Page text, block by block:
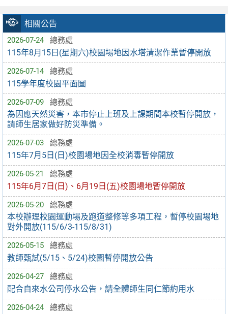
相關公告
2026-07-24 總務處
115年8月15日(星期六)校園場地因水塔清潔作業暫停開放
2026-07-14 總務處
115學年度校園平面圖
2026-07-09 總務處
為因應天然災害，本市停止上班及上課期間本校暫停開放，
請師生居家做好防災準備。
2026-07-03 總務處
115年7月5日(日)校園場地因全校消毒暫停開放
2026-05-21 總務處
115年6月7日(日)、6月19日(五)校園場地暫停開放
2026-05-20 總務處
本校辦理校園運動場及跑道整修等多項工程，暫停校園場地
對外開放(115/6/3-115/8/31)
2026-05-15 總務處
教師甄試(5/15、5/24)校園暫停開放公告
2026-04-27 總務處
配合自來水公司停水公告，請全體師生同仁節約用水
2026-04-24 總務處